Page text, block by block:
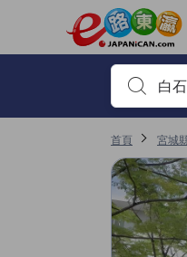
輸入住宿名
首頁 宮城